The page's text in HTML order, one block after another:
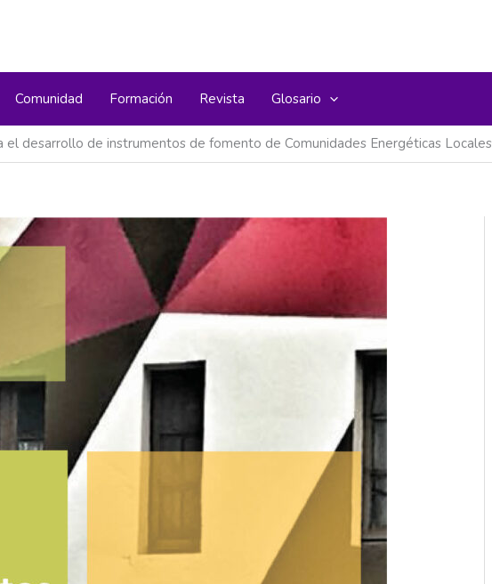
Comunidad Formación Revista Glosario
el desarrollo de instrumentos de fomento de Comunidades Energéticas Locales